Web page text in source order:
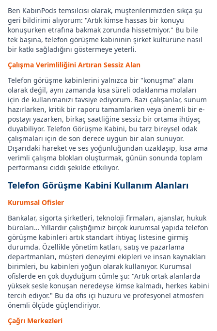
Ben KabinPods temsilcisi olarak, müşterilerimizden sıkça şu
geri bildirimi alıyorum: "Artık kimse hassas bir konuyu
konuşurken etrafına bakmak zorunda hissetmiyor." Bu bile
tek başına, telefon görüşme kabininin şirket kültürüne nasıl
bir katkı sağladığını göstermeye yeterli.
Çalışma Verimliliğini Artıran Sessiz Alan
Telefon görüşme kabinlerini yalnızca bir "konuşma" alanı
olarak değil, aynı zamanda kısa süreli odaklanma molaları
için de kullanmanızı tavsiye ediyorum. Bazı çalışanlar, sunum
hazırlarken, kritik bir raporu tamamlarken veya önemli bir e-
postayı yazarken, birkaç saatliğine sessiz bir ortama ihtiyaç
duyabiliyor. Telefon Görüşme Kabini, bu tarz bireysel odak
çalışmaları için de son derece uygun bir alan sunuyor.
Dışarıdaki hareket ve ses yoğunluğundan uzaklaşıp, kısa ama
verimli çalışma blokları oluşturmak, günün sonunda toplam
performansı ciddi şekilde etkiliyor.
Telefon Görüşme Kabini Kullanım Alanları
Kurumsal Ofisler
Bankalar, sigorta şirketleri, teknoloji firmaları, ajanslar, hukuk
büroları… Yıllardır çalıştığımız birçok kurumsal yapıda telefon
görüşme kabinleri artık standart ihtiyaç listesine girmiş
durumda. Özellikle yönetim katları, satış ve pazarlama
departmanları, müşteri deneyimi ekipleri ve insan kaynakları
birimleri, bu kabinleri yoğun olarak kullanıyor. Kurumsal
ofislerde en çok duyduğum cümle şu: "Artık ortak alanlarda
yüksek sesle konuşan neredeyse kimse kalmadı, herkes kabini
tercih ediyor." Bu da ofis içi huzuru ve profesyonel atmosferi
önemli ölçüde güçlendiriyor.
Çağrı Merkezleri